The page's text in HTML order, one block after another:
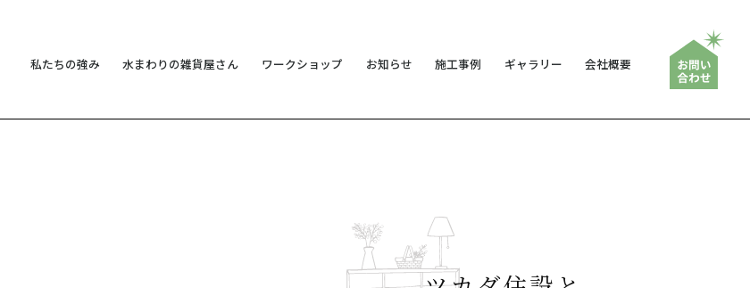
私たちの強み 水まわりの雑貨屋さん ワークショップ お知らせ 施工事例 ギャラリー 会社概要